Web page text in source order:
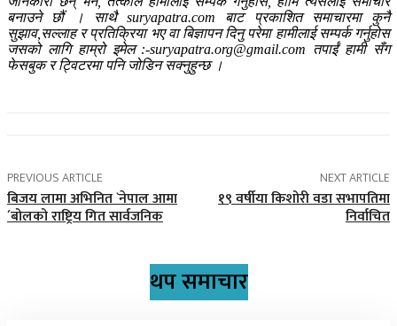
बनाउने छौं । साथै suryapatra.com बाट प्रकाशित समाचारमा कुनै
सुझाव,सल्लाह र प्रतिक्रिया भए वा बिज्ञापन दिनु परेमा हामीलाई सम्पर्क गर्नुहोस
जसको लागि हाम्रो इमेल :-suryapatra.org@gmail.com तपाईं हामी सँग
फेसबुक र ट्विटरमा पनि जोडिन सक्नुहुन्छ ।
PREVIOUS ARTICLE
बिजय लामा अभिनित `नेपाल आमा
´बोलको राष्ट्रिय गित सार्वजनिक
NEXT ARTICLE
१९ वर्षीया किशोरी वडा सभापतिमा
निर्वाचित
थप समाचार